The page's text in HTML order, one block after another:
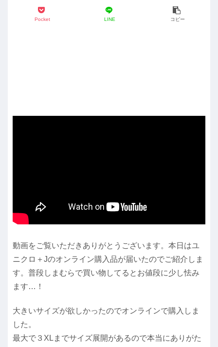
Pocket LINE コピー
動画をご覧いただきありがとうございます。本日はユ
ニクロ＋Jのオンライン購入品が届いたのでご紹介しま
す。普段しまむらで買い物してるとお値段に少し怯み
ます…！
大きいサイズが欲しかったのでオンラインで購入しま
した。
最大で３XLまでサイズ展開があるので本当にありがた